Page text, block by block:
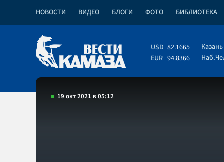
НОВОСТИ ВИДЕО БЛОГИ ФОТО БИБЛИОТЕКА
USD 82.1665
EUR 94.8366
Казань
19 окт 2021 в 05:12